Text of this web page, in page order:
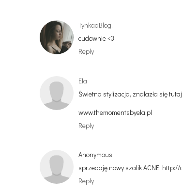
TynkaaBlog.
cudownie <3
Reply
Ela
Świetna stylizacja, znalazła się
www.themomentsbyela.pl
Reply
Anonymous
sprzedaję nowy szalik ACNE:
Reply